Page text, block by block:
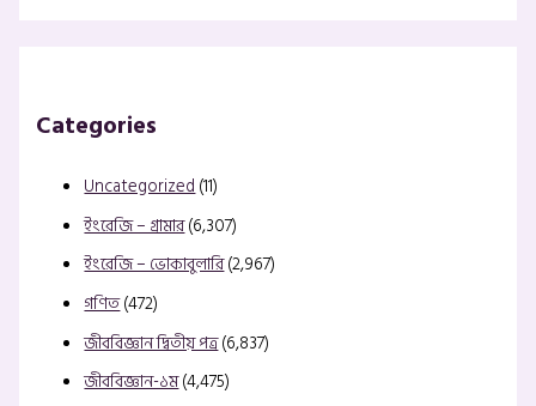
Categories
Uncategorized(11)
ইংরেজি – গ্রামার(6,307)
ইংরেজি – ভোকাবুলারি(2,967)
গণিত(472)
জীববিজ্ঞান দ্বিতীয় পত্র(6,837)
জীববিজ্ঞান-১ম(4,475)